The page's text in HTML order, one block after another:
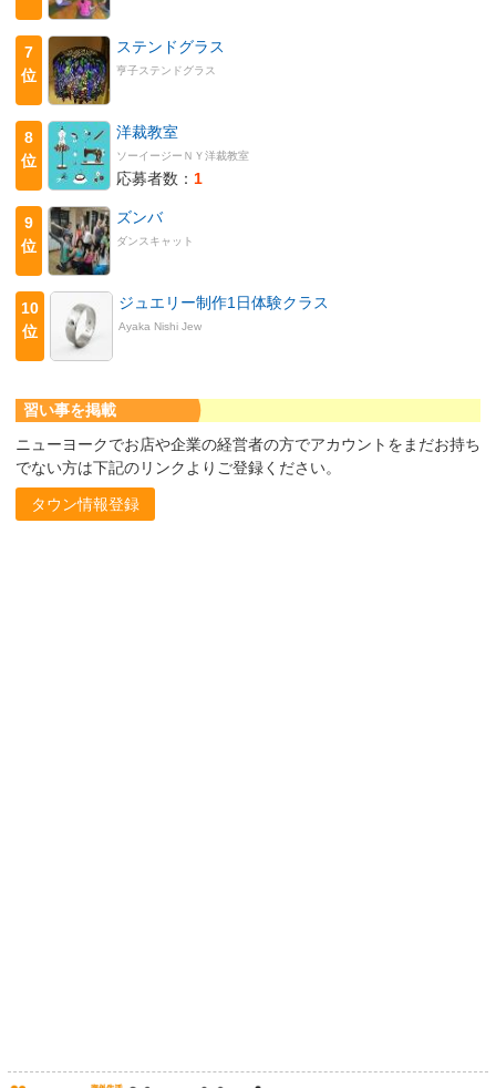
7
位
ステンドグラス
亨子ステンドグラス
8
位
洋裁教室
ソーイージーＮＹ洋裁教室
応募者数： 1
9
位
ズンバ
ダンスキャット
10
位
ジュエリー制作1日体験クラス
Ayaka Nishi Jew
習い事を掲載
ニューヨークでお店や企業の経営者の方でアカウントをまだお持ち
でない方は下記のリンクよりご登録ください。
タウン情報登録